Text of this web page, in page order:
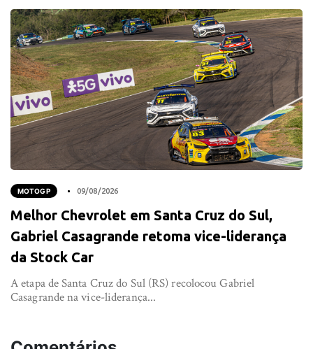
MOTOGP 09/08/2026
Melhor Chevrolet em Santa Cruz do Sul,
Gabriel Casagrande retoma vice-liderança
da Stock Car
A etapa de Santa Cruz do Sul (RS) recolocou Gabriel
Casagrande na vice-liderança...